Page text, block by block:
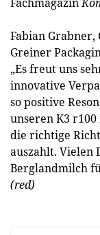
Fabian
Greiner
„Es freut uns
innovative
so positive
unseren K3
die richtige
auszahlt. Vielen
Berglandmilch
(red)